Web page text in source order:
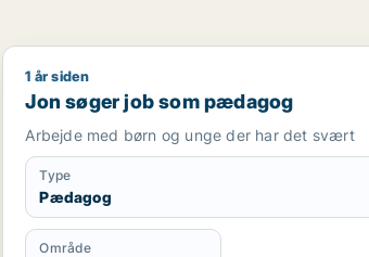
Jon søger job som pædagog
1 år siden
Jon søger job som pædagog
Arbejde med børn og unge der har det svært
Type
Pædagog
Område